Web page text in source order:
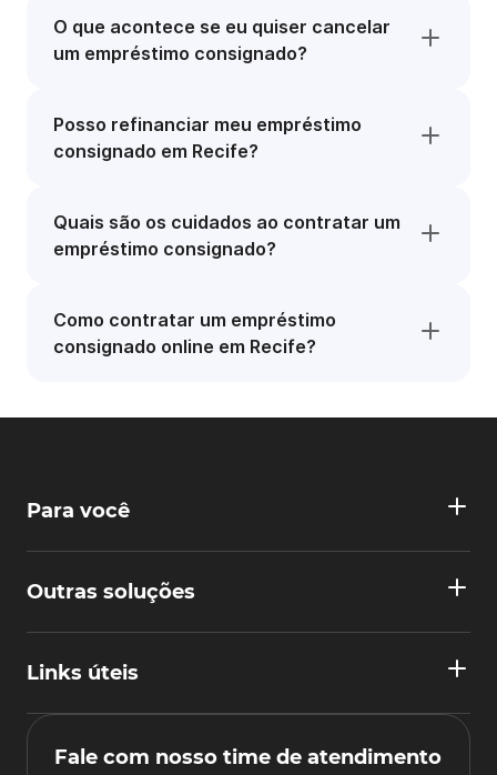
O que acontece se eu quiser cancelar
um empréstimo consignado?
Posso refinanciar meu empréstimo
consignado em Recife?
Quais são os cuidados ao contratar um
empréstimo consignado?
Como contratar um empréstimo
consignado online em Recife?
Para você
Outras soluções
Links úteis
Fale com nosso time de atendimento